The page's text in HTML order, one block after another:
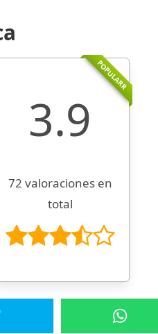
POPULARR
3.9
72 valoraciones en
total